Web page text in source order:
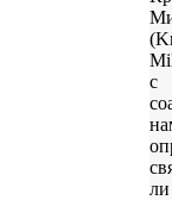
с
ли